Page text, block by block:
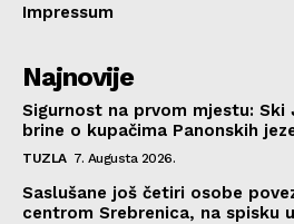
Impressum
Najnovije
Sigurnost na prvom mjestu:
brine o kupačima Panonskih
TUZLA 7. Augusta 2026.
Saslušane još četiri osobe
centrom Srebrenica, na spisku